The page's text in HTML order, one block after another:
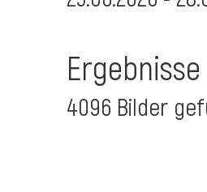
Ergebnisse
4096 Bilder